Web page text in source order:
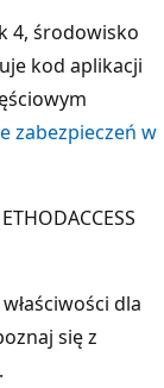
4, środowisko
kod aplikacji
zabezpieczeń w
dla
się z
.